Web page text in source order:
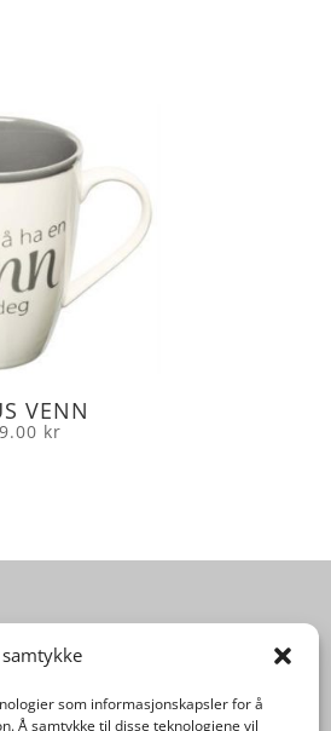
som informasjonskapsler for å
Å samtykke til disse teknologiene vil
VENN
kr